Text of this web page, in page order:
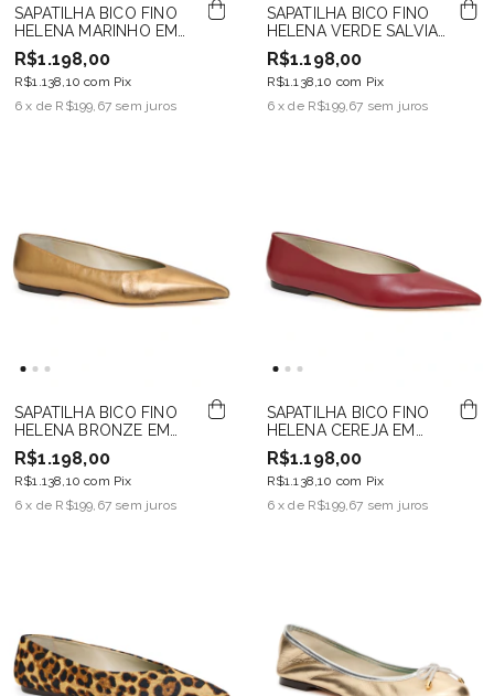
SAPATILHA BICO FINO
HELENA MARINHO EM
CAMURÇA
R$1.198,00
R$1.138,10com Pix
6 x de R$199,67 sem juros
SAPATILHA BICO FINO
HELENA VERDE SALVIA
EM CAMURÇA
R$1.198,00
R$1.138,10 com Pix
6 x de R$199,67 sem juros
SAPATILHA BICO FINO
HELENA BRONZE EM
COURO
R$1.198,00
R$1.138,10com Pix
6 x de R$199,67 sem juros
SAPATILHA BICO FINO
HELENA CEREJA EM
COURO
R$1.198,00
R$1.138,10 com Pix
6 x de R$199,67 sem juros